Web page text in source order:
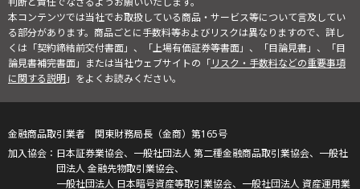
本コンテンツでは当社でお取扱している商品・サービス等について言及してい
る部分があります。商品ごとに手数料等およびリスクは異なりますので、詳し
くは「契約締結前交付書面」、「上場有価証券等書面」、「目論見書」、「目
論見書補完書面」または当社ウェブサイトの「リスク・手数料などの重要事項
に関する説明」をよくお読みください。
金融商品取引業者 関東財務局長（金商）第165号
日本証券業協会、一般社団法人 第二種金融商品取引業協会、一般社
団法人 金融先物取引業協会、
一般社団法人 日本暗号資産等取引業協会、一般社団法人 資産運用業